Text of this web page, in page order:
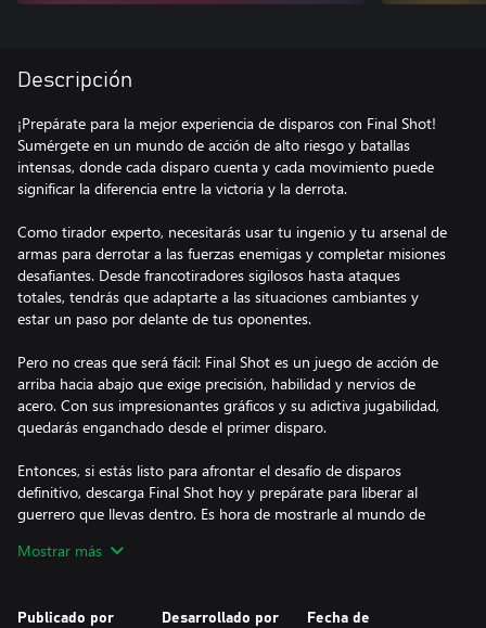
Descripción
¡Prepárate para la mejor experiencia de disparos con Final Shot!
Sumérgete en un mundo de acción de alto riesgo y batallas
intensas, donde cada disparo cuenta y cada movimiento puede
significar la diferencia entre la victoria y la derrota.
Como tirador experto, necesitarás usar tu ingenio y tu arsenal de
armas para derrotar a las fuerzas enemigas y completar misiones
desafiantes. Desde francotiradores sigilosos hasta ataques
totales, tendrás que adaptarte a las situaciones cambiantes y
estar un paso por delante de tus oponentes.
Pero no creas que será fácil: Final Shot es un juego de acción de
arriba hacia abajo que exige precisión, habilidad y nervios de
acero. Con sus impresionantes gráficos y su adictiva jugabilidad,
quedarás enganchado desde el primer disparo.
Entonces, si estás listo para afrontar el desafío de disparos
definitivo, descarga Final Shot hoy y prepárate para liberar al
guerrero que llevas dentro. Es hora de mostrarle al mundo de
Mostrar más
Publicado por Desarrollado por
Fecha de